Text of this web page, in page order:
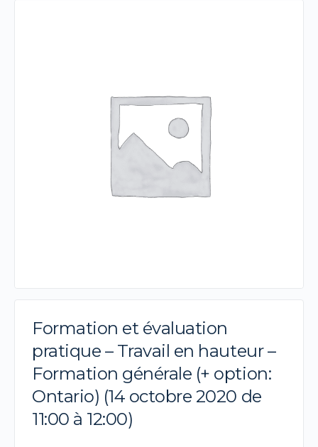
Formation et évaluation
pratique – Travail en hauteur –
Formation générale (+ option:
Ontario) (14 octobre 2020 de
11:00 à 12:00)